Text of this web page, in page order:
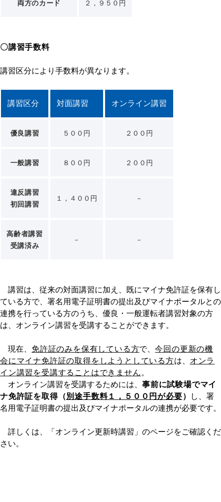
両方のカード ２，９５０円
〇講習手数料
講習区分により手数料が異なります。
講習区分 対面講習 オンライン講習
優良講習 ５００円 ２００円
一般講習 ８００円 ２００円
違反講習
初回講習
１，４００円 －
高齢者講習
受講済み
－ －
講習は、従来の対面講習に加え、既にマイナ免許証を保有し
ている方で、署名用電子証明書の提出及びマイナポータルとの
連携を行っている方のうち、優良・一般運転者講習対象の方
は、オンライン講習を受講することができます。
現在、 免許証のみを保有している方で、今回の更新の機
会にマイナ免許証の取得をしようとしている方は、 オンラ
イン講習を受講することはできません 。
オンライン講習を受講するためには、 事前に試験場でマイ
ナ免許証を取得（別途手数料１，５００円が必要）
し、署
名用電子証明書の提出及びマイナポータルの連携が必要です。
詳しくは、「オンライン更新時講習」のページをご確認くだ
さい。